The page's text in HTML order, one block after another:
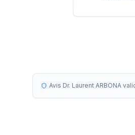
Avis Dr. Laurent ARBONA